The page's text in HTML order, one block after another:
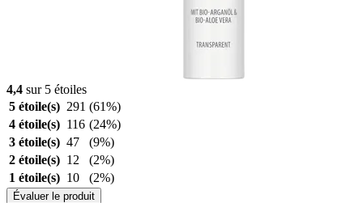
4,4 sur 5 étoiles
5 étoile(s) 291 (61%)
4 étoile(s) 116 (24%)
3 étoile(s) 47
(9%)
2 étoile(s) 12
(2%)
1 étoile(s) 10 (2%)
Évaluer le produit